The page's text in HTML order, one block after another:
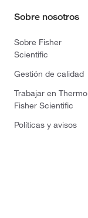
Sobre nosotros
Sobre Fisher
Scientific
Gestión de calidad
Trabajar en Thermo
Fisher Scientific
Políticas y avisos